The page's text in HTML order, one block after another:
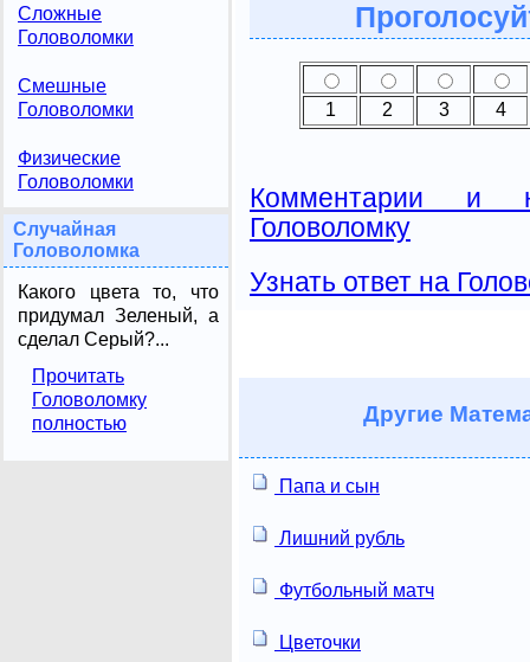
Сложные
Головоломки
Смешные
Головоломки
Физические
Головоломки
Случайная
Головоломка
Какого цвета то, что
придумал Зеленый, а
сделал Серый?...
Прочитать
Головоломку
полностью
1 2 3 4
Комментарии и
Головоломку
Узнать ответ на
Другие
Папа и сын
Лишний рубль
Футбольный матч
Цветочки